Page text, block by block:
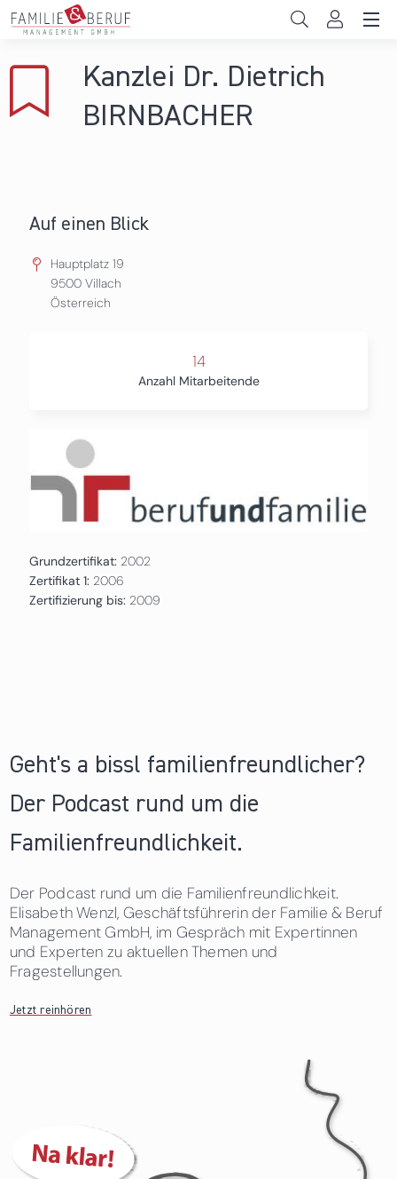
Direkt zum Inhalt
Gemeinden
Das sind wir
News & Events
Kanzlei Dr. Dietrich
BIRNBACHER
Auf einen Blick
Hauptplatz 19
9500 Villach
Österreich
14
Anzahl Mitarbeitende
Grundzertifikat: 2002
Zertifikat 1: 2006
Zertifizierung bis: 2009
Geht's a bissl familienfreundlicher?
Der Podcast rund um die
Familienfreundlichkeit.
Der Podcast rund um die Familienfreundlichkeit.
Elisabeth Wenzl, Geschäftsführerin der Familie & Beruf
Management GmbH, im Gespräch mit Expertinnen
und Experten zu aktuellen Themen und
Fragestellungen.
Jetzt reinhören